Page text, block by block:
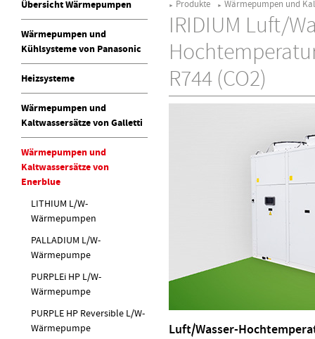
Übersicht Wärmepumpen
Wärmepumpen und
Kühlsysteme von Panasonic
Heizsysteme
Wärmepumpen und
Kaltwassersätze von Galletti
Wärmepumpen und
Kaltwassersätze von
Enerblue
LITHIUM L/W-
Wärmepumpen
PALLADIUM L/W-
Wärmepumpe
PURPLEi HP L/W-
Wärmepumpe
PURPLE HP Reversible L/W-
Wärmepumpe
► Produkte ► Wärmepumpen und
IRIDIUM Luft/
R744 (CO2)
Luft/Wasser-